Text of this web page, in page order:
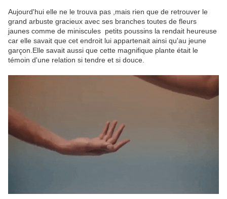
Aujourd'hui elle ne le trouva pas ,mais rien que de retrouver le
grand arbuste gracieux avec ses branches toutes de fleurs
jaunes comme de miniscules petits poussins la rendait heureuse
car elle savait que cet endroit lui appartenait ainsi qu'au jeune
garçon.Elle savait aussi que cette magnifique plante était le
témoin d'une relation si tendre et si douce.